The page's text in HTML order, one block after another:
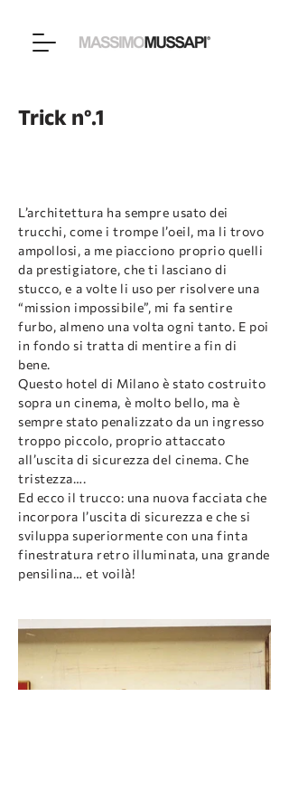
Trick n°.1
L’architettura ha sempre usato dei
trucchi, come i trompe l’oeil, ma li trovo
ampollosi, a me piacciono proprio quelli
da prestigiatore, che ti lasciano di
stucco, e a volte li uso per risolvere una
“mission impossibile”, mi fa sentire
furbo, almeno una volta ogni tanto. E poi
in fondo si tratta di mentire a fin di
bene.
Questo hotel di Milano è stato costruito
sopra un cinema, è molto bello, ma è
sempre stato penalizzato da un ingresso
troppo piccolo, proprio attaccato
all’uscita di sicurezza del cinema. Che
tristezza….
Ed ecco il trucco: una nuova facciata che
incorpora l’uscita di sicurezza e che si
sviluppa superiormente con una finta
finestratura retro illuminata, una grande
pensilina… et voilà!